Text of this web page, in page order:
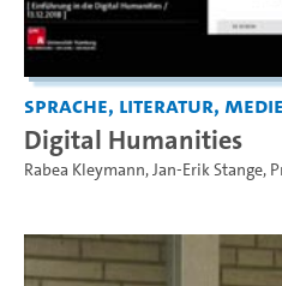
Sprache, Literatur,
Digital Humanities
Rabea Kleymann,Jan-Erik Stange,